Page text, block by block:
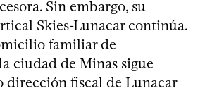
Sin embargo, su
Skies-Lunacar continúa.
familiar de
ciudad de Minas sigue
dirección fiscal de Lunacar